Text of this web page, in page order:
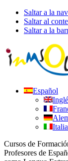
Saltar a la
Saltar al
Saltar a la
Español
Cursos de
Profesores de